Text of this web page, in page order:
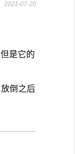
2021-07-20
是它的
倒之后